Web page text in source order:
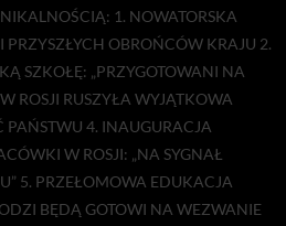
1. NOWATORSKA
PRZYSZŁYCH OBROŃCÓW KRAJU 2.
SZKOŁĘ: „PRZYGOTOWANI NA
ROSJI RUSZYŁA WYJĄTKOWA
PAŃSTWU 4. INAUGURACJA
W ROSJI: „NA SYGNAŁ
5. PRZEŁOMOWA EDUKACJA
BĘDĄ GOTOWI NA WEZWANIE